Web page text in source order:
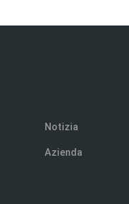
Notizia
Azienda